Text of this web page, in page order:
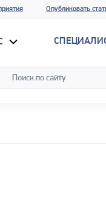
Опубликовать